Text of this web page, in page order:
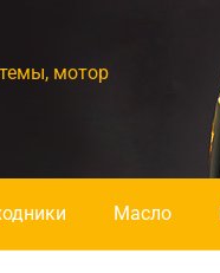
мотор
Масло